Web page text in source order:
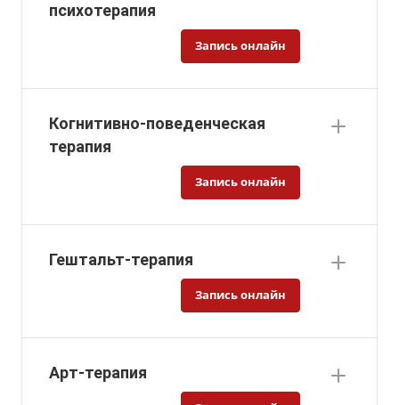
психотерапия
Запись онлайн
Когнитивно-поведенческая
терапия
Запись онлайн
Гештальт-терапия
Запись онлайн
Арт-терапия